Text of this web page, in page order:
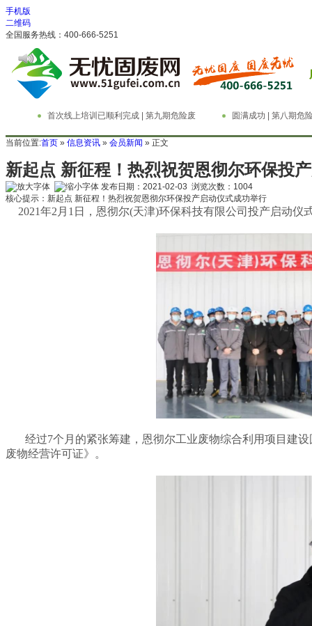
手机版
二维码
全国服务热线：400-666-5251
首次线上培训已顺利完成 | 第九期危险废
物管理与技术实务精英特训营
圆满成功 | 第八期危
务精英特训营
当前位置:首页 » 信息资讯 » 会员新闻 » 正文
新起点 新征程！热烈祝贺恩彻尔环保投
发布日期：2021-02-03 浏览次数： 1004
核心提示：新起点 新征程！热烈祝贺恩彻尔环保投产启动仪式成功举行
2021年2月1日，恩彻尔(天津)环保科技有限公司投产启动
经过7个月的紧张筹建，恩彻尔工业废物综合利用项目建设
废物经营许可证》。